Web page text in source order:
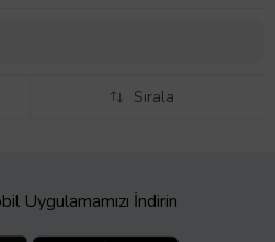
Sırala
Uygulamamızı İndirin